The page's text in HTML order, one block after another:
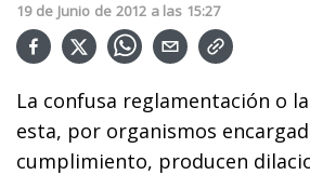
19 de Junio de 2012 a las 15:27
La confusa reglamentación o
esta, por organismos
cumplimiento, producen